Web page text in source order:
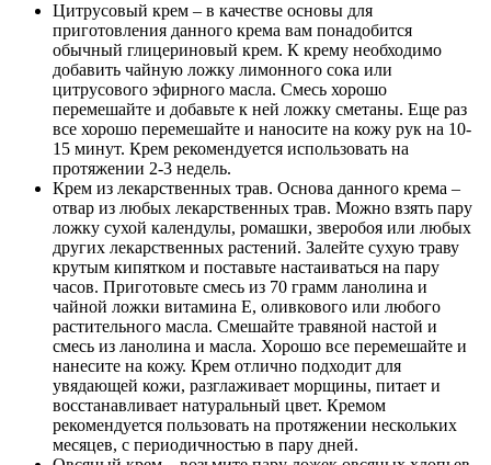
Цитрусовый крем – в качестве основы для
приготовления данного крема вам понадобится
обычный глицериновый крем. К крему необходимо
добавить чайную ложку лимонного сока или
цитрусового эфирного масла. Смесь хорошо
перемешайте и добавьте к ней ложку сметаны. Еще раз
все хорошо перемешайте и наносите на кожу рук на 10-
15 минут. Крем рекомендуется использовать на
протяжении 2-3 недель.
Крем из лекарственных трав. Основа данного крема –
отвар из любых лекарственных трав. Можно взять пару
ложку сухой календулы, ромашки, зверобоя или любых
других лекарственных растений. Залейте сухую траву
крутым кипятком и поставьте настаиваться на пару
часов. Приготовьте смесь из 70 грамм ланолина и
чайной ложки витамина Е, оливкового или любого
растительного масла. Смешайте травяной настой и
смесь из ланолина и масла. Хорошо все перемешайте и
нанесите на кожу. Крем отлично подходит для
увядающей кожи, разглаживает морщины, питает и
восстанавливает натуральный цвет. Кремом
рекомендуется пользовать на протяжении нескольких
месяцев, с периодичностью в пару дней.